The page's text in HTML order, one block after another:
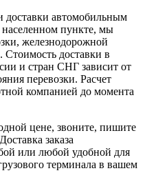
доставки автомобильным
пункте, мы
железнодорожной
Стоимость доставки в
и стран СНГ зависит от
перевозки. Расчет
компанией до момента
цене, звоните, пишите
заказа
или любой удобной для
терминала в вашем